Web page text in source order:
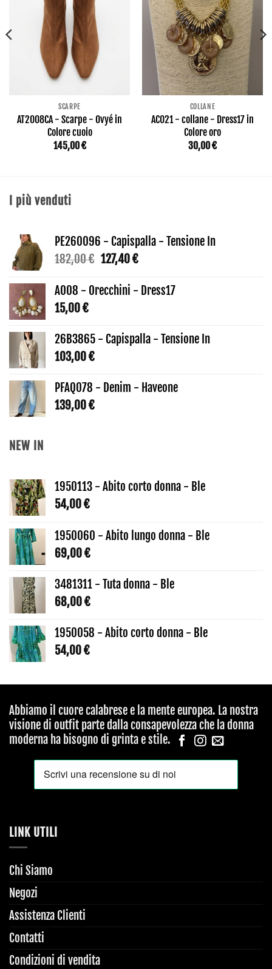
SCARPE
AT2008CA - Scarpe - Ovyé in
Colore cuoio
145,00€
COLLANE
AC021 - collane - Dress17 in
Colore oro
30,00€
I più venduti
PE260096 - Capispalla - Tensione In
182,00€ Il
originale
127,40€Il
attuale
AO08 - Orecchini - Dress17
15,00€
26B3865 - Capispalla - Tensione In
103,00€
PFAQ078 - Denim - Haveone
139,00€
NEW IN
1950113 - Abito corto donna - Ble
54,00€
1950060 - Abito lungo donna - Ble
69,00€
3481311 - Tuta donna - Ble
68,00€
1950058 - Abito corto donna - Ble
54,00€
Abbiamo il cuore calabrese e la mente europea. La nostra
visione di outfit parte dalla consapevolezza che la donna
moderna ha bisogno di grinta e stile.
LINK UTILI
Chi Siamo
Negozi
Assistenza Clienti
Contatti
Condizioni di vendita